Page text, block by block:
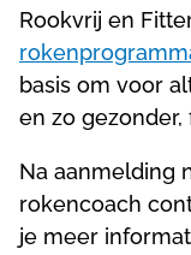
Rookvrij en
basis om voor
en zo
Na aanmelding
rokencoach
je meer